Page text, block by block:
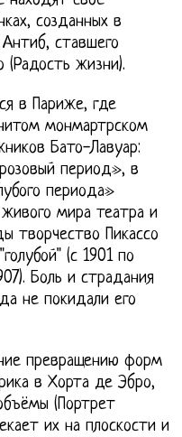
созданных в
ставшего
(Радость жизни).
в Париже, где
монмартрском
Бато-Лавуар:
период», в
периода»
мира театра и
творчество Пикассо
(с 1901 по
Боль и страдания
не покидали его
превращению форм
в Хорта де Эбро,
(Портрет
их на плоскости и